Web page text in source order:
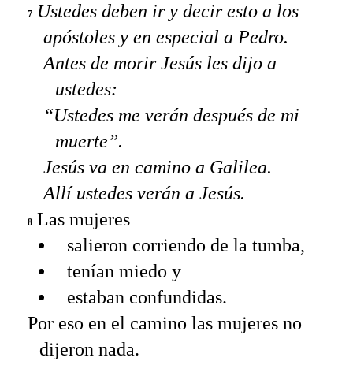
7 Ustedes deben ir y decir esto a los
apóstoles y en especial a Pedro.
Antes de morir Jesús les dijo a
ustedes:
“Ustedes me verán después de mi
muerte”.
Jesús va en camino a Galilea.
Allí ustedes verán a Jesús.
8 Las mujeres
salieron corriendo de la tumba,
tenían miedo y
estaban confundidas.
Por eso en el camino las mujeres no
dijeron nada.